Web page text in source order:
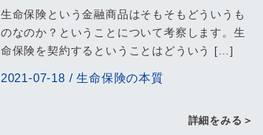
生命保険という金融商品はそもそもどういうも
のなのか？ということについて考察します。生
命保険を契約するということはどういう […]
2021-07-18 /生命保険の本質
詳細をみる＞